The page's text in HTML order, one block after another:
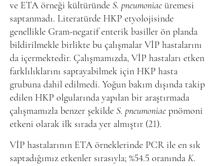
ve ETA örneği kültüründe S. pneumoniae üremesi
saptanmadı. Literatürde HKP etyolojisinde
genellikle Gram-negatif enterik basiller ön planda
bildirilmekle birlikte bu çalışmalar VİP hastalarını
da içermektedir. Çalışmamızda, VİP hastaları etken
farklılıklarını saptayabilmek için HKP hasta
grubuna dahil edilmedi. Yoğun bakım dışında takip
edilen HKP olgularında yapılan bir araştırmada
çalışmamızla benzer şekilde S. pneumoniae pnömoni
etkeni olarak ilk sırada yer almıştır (21).
VİP hastalarının ETA örneklerinde PCR ile en sık
saptadığımız etkenler sırasıyla; %54.5 oranında K.